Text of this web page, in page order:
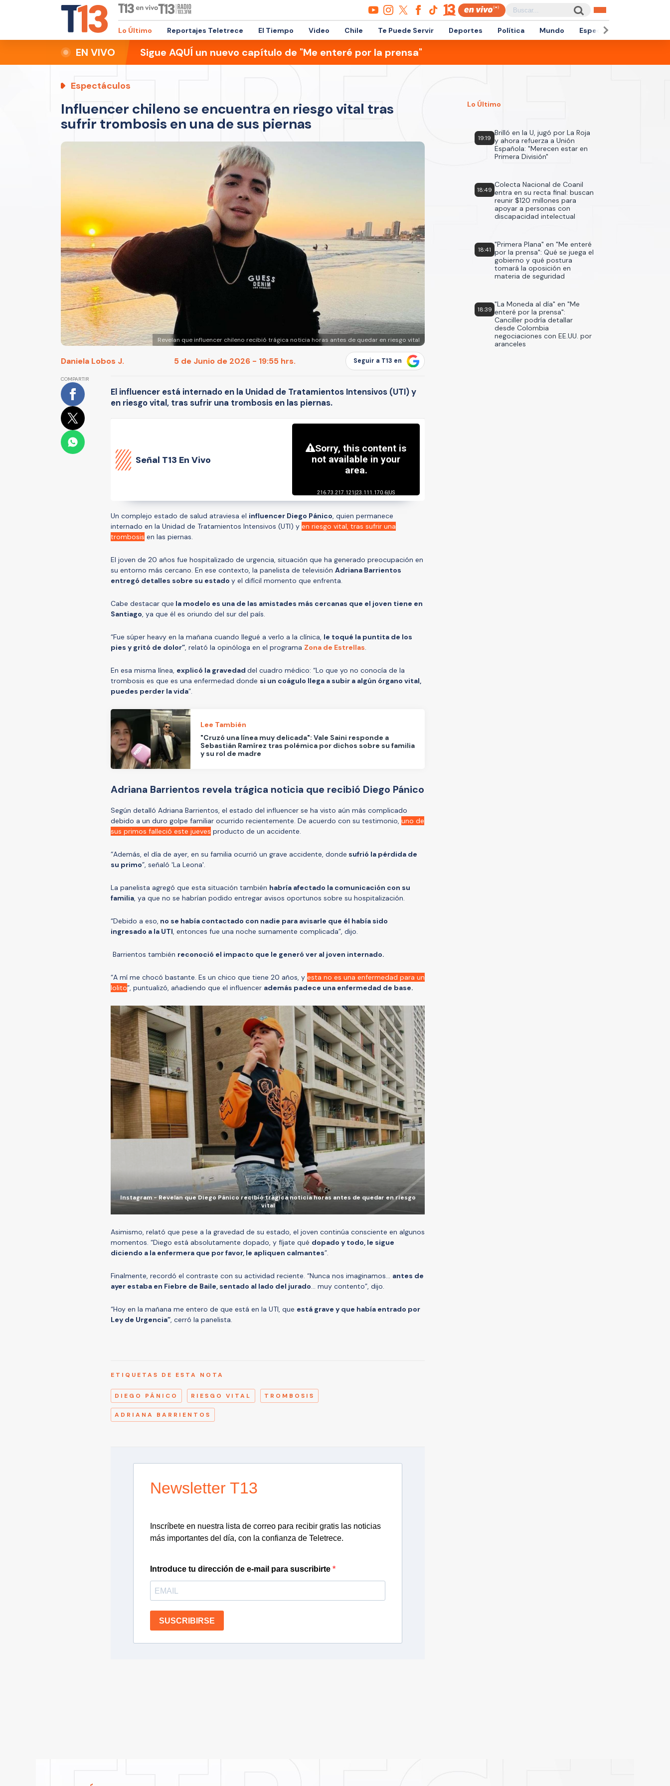
Lo Último Reportajes Teletrece El Tiempo Video Chile Te Puede Servir Deportes Política Mundo Espectáculos
EN VIVO Sigue AQUÍ un nuevo capítulo de "Me enteré por la prensa"
Espectáculos
Influencer chileno se encuentra en riesgo vital tras
sufrir trombosis en una de sus piernas
Revelan que influencer chileno recibió trágica noticia horas antes de quedar en riesgo vital
Daniela Lobos J. 5 de Junio de 2026 - 19:55 hrs. Seguir a T13 en
COMPARTIR
El influencer está internado en la Unidad de Tratamientos Intensivos (UTI) y
en riesgo vital, tras sufrir una trombosis en las piernas.
Señal T13 En Vivo
Un complejo estado de salud atraviesa el influencer Diego Pánico, quien permanece
internado en la Unidad de Tratamientos Intensivos (UTI) y en riesgo vital, tras sufrir una
trombosis en las piernas.
El joven de 20 años fue hospitalizado de urgencia, situación que ha generado preocupación en
su entorno más cercano. En ese contexto, la panelista de televisión Adriana Barrientos
entregó detalles sobre su estado y el difícil momento que enfrenta.
Cabe destacar que la modelo es una de las amistades más cercanas que el joven tiene en
Santiago, ya que él es oriundo del sur del país.
“Fue súper heavy en la mañana cuando llegué a verlo a la clínica, le toqué la puntita de los
pies y gritó de dolor”, relató la opinóloga en el programa Zona de Estrellas.
En esa misma línea, explicó la gravedad del cuadro médico: “Lo que yo no conocía de la
trombosis es que es una enfermedad donde si un coágulo llega a subir a algún órgano vital,
puedes perder la vida”.
Lee También
"Cruzó una línea muy delicada": Vale Saini responde a
Sebastián Ramírez tras polémica por dichos sobre su familia
y su rol de madre
Adriana Barrientos revela trágica noticia que recibió Diego Pánico
Según detalló Adriana Barrientos, el estado del influencer se ha visto aún más complicado
debido a un duro golpe familiar ocurrido recientemente. De acuerdo con su testimonio, uno de
sus primos falleció este jueves producto de un accidente.
“Además, el día de ayer, en su familia ocurrió un grave accidente, donde sufrió la pérdida de
su primo”, señaló 'La Leona'.
La panelista agregó que esta situación también habría afectado la comunicación con su
familia, ya que no se habrían podido entregar avisos oportunos sobre su hospitalización.
“Debido a eso, no se había contactado con nadie para avisarle que él había sido
ingresado a la UTI, entonces fue una noche sumamente complicada”, dijo.
Barrientos también reconoció el impacto que le generó ver al joven internado.
“A mí me chocó bastante. Es un chico que tiene 20 años, y esta no es una enfermedad para un
lolito”, puntualizó, añadiendo que el influencer además padece una enfermedad de base.
Instagram - Revelan que Diego Pánico recibió trágica noticia horas antes de quedar en riesgo
vital
Asimismo, relató que pese a la gravedad de su estado, el joven continúa consciente en algunos
momentos. “Diego está absolutamente dopado, y fíjate qué dopado y todo, le sigue
diciendo a la enfermera que por favor, le apliquen calmantes”.
Finalmente, recordó el contraste con su actividad reciente. “Nunca nos imaginamos... antes de
ayer estaba en Fiebre de Baile, sentado al lado del jurado... muy contento”, dijo.
“Hoy en la mañana me entero de que está en la UTI, que está grave y que había entrado por
Ley de Urgencia”, cerró la panelista.
ETIQUETAS DE ESTA NOTA
DIEGO PÁNICO RIESGO VITAL TROMBOSIS
ADRIANA BARRIENTOS
Newsletter T13
Inscríbete en nuestra lista de correo para recibir gratis las noticias
más importantes del día, con la confianza de Teletrece.
Introduce tu dirección de e-mail para suscribirte
SUSCRIBIRSE
Lo Último
19:19
Brilló en la U, jugó por La Roja
y ahora refuerza a Unión
Española: "Merecen estar en
Primera División"
18:49
Colecta Nacional de Coanil
entra en su recta final: buscan
reunir $120 millones para
apoyar a personas con
discapacidad intelectual
18:41
"Primera Plana" en "Me enteré
por la prensa": Qué se juega el
gobierno y qué postura
tomará la oposición en
materia de seguridad
18:39
"La Moneda al día" en "Me
enteré por la prensa":
Canciller podría detallar
desde Colombia
negociaciones con EE.UU. por
aranceles